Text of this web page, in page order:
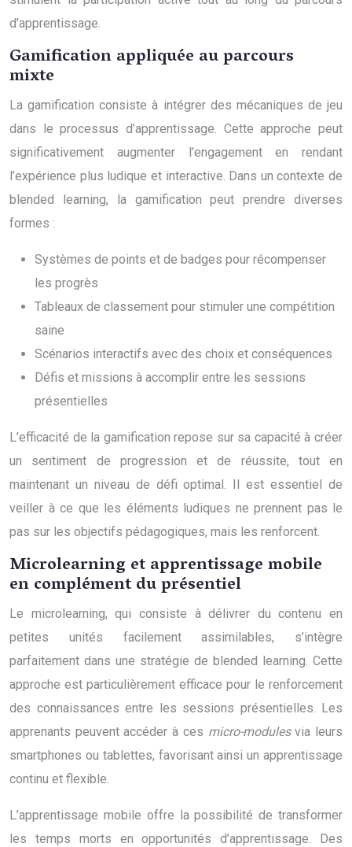
d’apprentissage.
Gamification appliquée au parcours
mixte
La gamification consiste à intégrer des mécaniques de jeu
dans le processus d’apprentissage. Cette approche peut
significativement augmenter l’engagement en rendant
l’expérience plus ludique et interactive. Dans un contexte de
blended learning, la gamification peut prendre diverses
formes :
Systèmes de points et de badges pour récompenser
les progrès
Tableaux de classement pour stimuler une compétition
saine
Scénarios interactifs avec des choix et conséquences
Défis et missions à accomplir entre les sessions
présentielles
L’efficacité de la gamification repose sur sa capacité à créer
un sentiment de progression et de réussite, tout en
maintenant un niveau de défi optimal. Il est essentiel de
veiller à ce que les éléments ludiques ne prennent pas le
pas sur les objectifs pédagogiques, mais les renforcent.
Microlearning et apprentissage mobile
en complément du présentiel
Le microlearning, qui consiste à délivrer du contenu en
petites unités facilement assimilables, s’intègre
parfaitement dans une stratégie de blended learning. Cette
approche est particulièrement efficace pour le renforcement
des connaissances entre les sessions présentielles. Les
apprenants peuvent accéder à ces micro-modulesvia leurs
smartphones ou tablettes, favorisant ainsi un apprentissage
continu et flexible.
L’apprentissage mobile offre la possibilité de transformer
les temps morts en opportunités d’apprentissage. Des